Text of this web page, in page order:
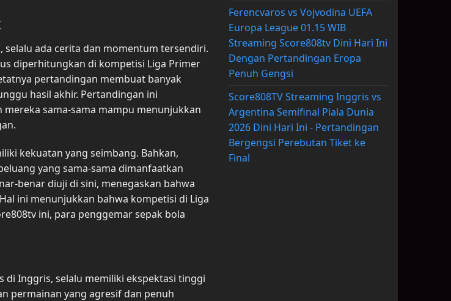
selalu ada cerita dan momentum tersendiri.
diperhitungkan di kompetisi Liga Primer
pertandingan membuat banyak
hasil akhir. Pertandingan ini
sama-sama mampu menunjukkan
kekuatan yang seimbang. Bahkan,
yang sama-sama dimanfaatkan
benar diuji di sini, menegaskan bahwa
ini menunjukkan bahwa kompetisi di Liga
ini, para penggemar sepak bola
di Inggris, selalu memiliki ekspektasi tinggi
permainan yang agresif dan penuh
Ferencvaros vs Vojvodina UEFA
Europa League 01.15 WIB
Streaming Score808tv Dini Hari Ini
Dengan Pertandingan Eropa
Penuh Gengsi
Score808TV Streaming Inggris vs
Argentina Semifinal Piala Dunia
2026 Dini Hari Ini - Pertandingan
Bergengsi Perebutan Tiket ke
Final